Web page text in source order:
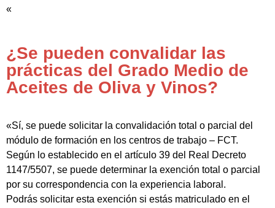
«
¿Se pueden convalidar las
prácticas del Grado Medio de
Aceites de Oliva y Vinos?
«Sí, se puede solicitar la convalidación total o parcial del
módulo de formación en los centros de trabajo – FCT.
Según lo establecido en el artículo 39 del Real Decreto
1147/5507, se puede determinar la exención total o parcial
por su correspondencia con la experiencia laboral.
Podrás solicitar esta exención si estás matriculado en el